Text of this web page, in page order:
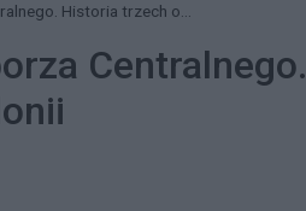
Historia trzech o...
Centralnego.